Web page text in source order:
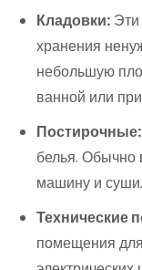
Кладовки:
хранения
небольшую
ванной или
Постирочные:
белья. Обычно
машину и
Технические
помещения